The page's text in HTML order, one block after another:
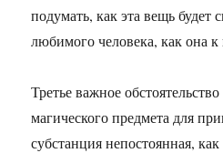
подумать, как эта вещь будет
любимого человека, как она
Третье важное
магического предмета для
субстанция непостоянная,